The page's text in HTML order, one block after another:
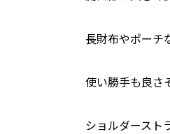
長財布やポーチ
使い勝手も良さ
ショルダースト